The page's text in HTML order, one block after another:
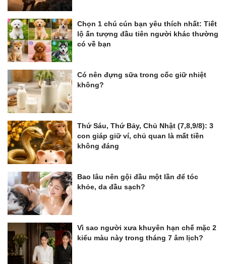
Chọn 1 chú cún bạn yêu thích nhất: Tiết
lộ ấn tượng đầu tiên người khác thường
có về bạn
Có nên đựng sữa trong cốc giữ nhiệt
không?
Thứ Sáu, Thứ Bảy, Chủ Nhật (7,8,9/8): 3
con giáp giữ ví, chủ quan là mất tiền
không đáng
Bao lâu nên gội đầu một lần để tóc
khỏe, da đầu sạch?
Vì sao người xưa khuyên hạn chế mặc 2
kiểu màu này trong tháng 7 âm lịch?